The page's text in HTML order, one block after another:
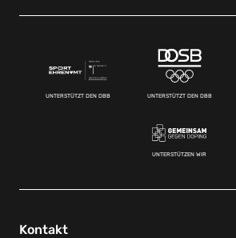
UNTERSTÜTZT DEN DBB UNTERSTÜTZT DEN DBB
UNTERSTÜTZEN WIR
Kontakt